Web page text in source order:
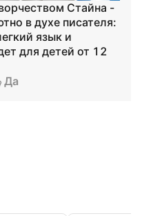
Стайна -
в духе писателя:
язык и
для детей от 12
Да